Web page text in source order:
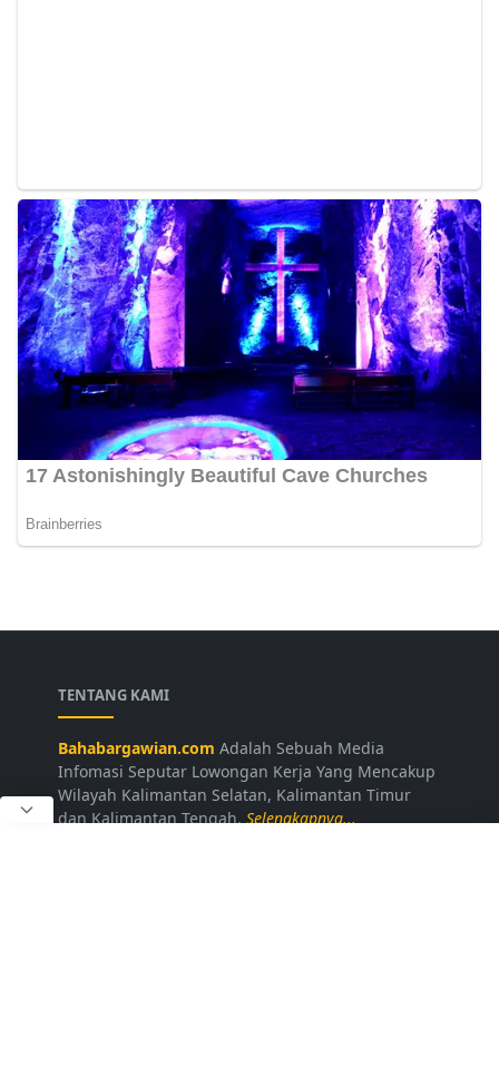
TENTANG KAMI
Bahabargawian.com Adalah Sebuah Media
Infomasi Seputar Lowongan Kerja Yang Mencakup
Wilayah Kalimantan Selatan, Kalimantan Timur
dan Kalimantan Tengah.Selengkapnya...